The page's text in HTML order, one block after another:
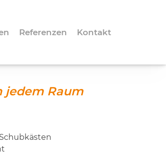
Referenzen Kontakt
jedem Raum